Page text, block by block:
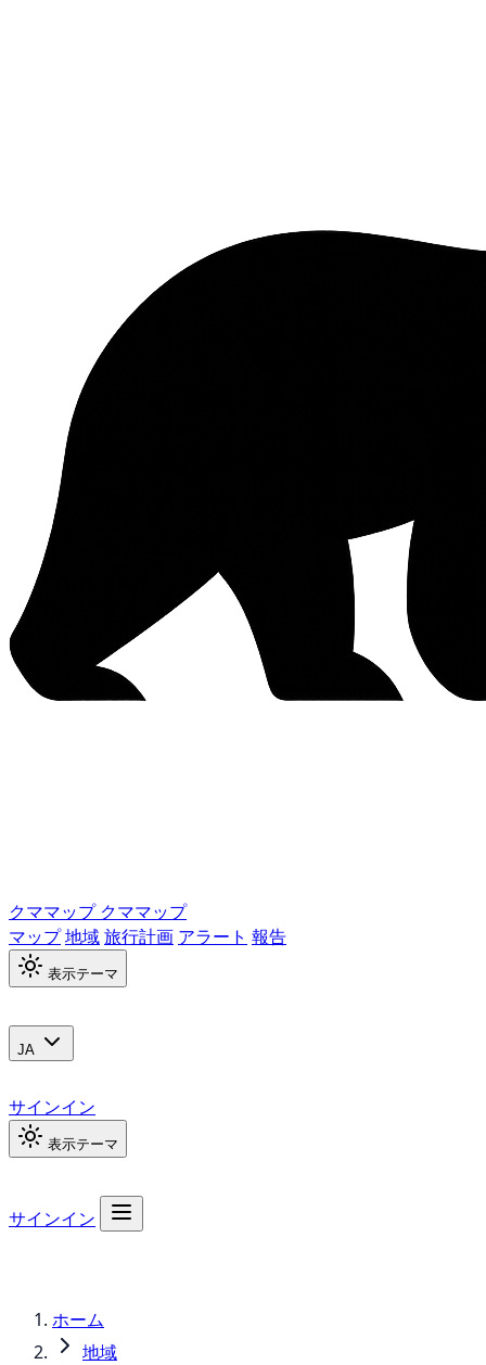
クママップ クママップ
マップ地域旅行計画 アラート 報告
表示テーマ
JA
サインイン
表示テーマ
サインイン
ホーム
地域